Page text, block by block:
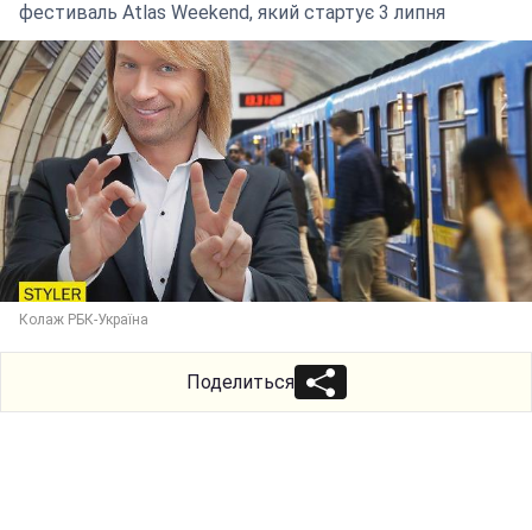
фестиваль Atlas Weekend, який стартує 3 липня
Колаж РБК-Україна
Поделиться